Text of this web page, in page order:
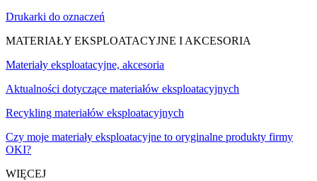
Drukarki do oznaczeń
MATERIAŁY EKSPLOATACYJNE I AKCESORIA
Materiały eksploatacyjne, akcesoria
Aktualności dotyczące materiałów eksploatacyjnych
Recykling materiałów eksploatacyjnych
Czy moje materiały eksploatacyjne to oryginalne produkty firmy
OKI?
WIĘCEJ